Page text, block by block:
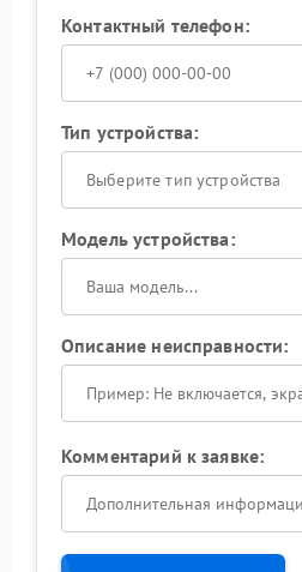
Контактный телефон:
Тип устройства:
Выберите тип устройства
Модель устройства:
Описание неисправности:
Комментарий к заявке: